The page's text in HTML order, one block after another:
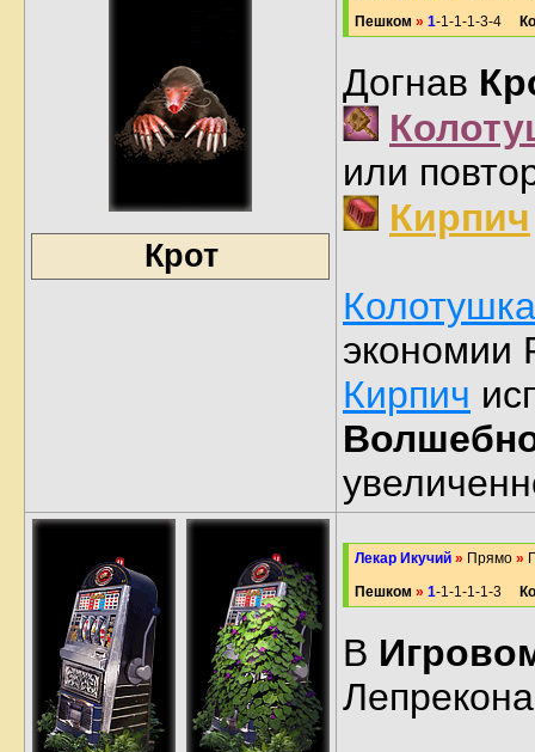
Крот
Пешком » 1-1-1-1-3-4
Догнав
или
Кирпич
Колотушка
экономии
Кирпич
Лекар Икучий » Прямо »
Пешком » 1-1-1-1-1-3
В